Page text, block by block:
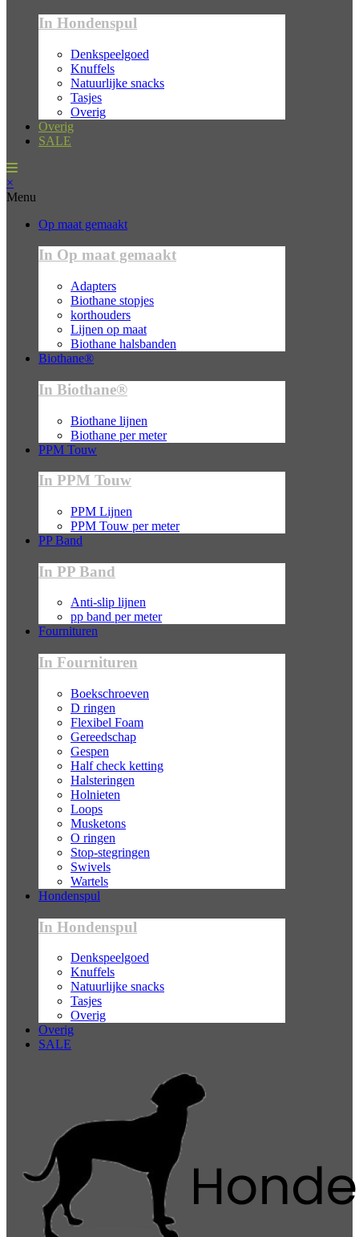
In Hondenspul
Denkspeelgoed
Knuffels
Natuurlijke snacks
Tasjes
Overig
Overig
SALE
×
Menu
Op maat gemaakt
In Op maat gemaakt
Adapters
Biothane stopjes
korthouders
Lijnen op maat
Biothane halsbanden
Biothane®
In Biothane®
Biothane lijnen
Biothane per meter
PPM Touw
In PPM Touw
PPM Lijnen
PPM Touw per meter
PP Band
In PP Band
Anti-slip lijnen
pp band per meter
Fournituren
In Fournituren
Boekschroeven
D ringen
Flexibel Foam
Gereedschap
Gespen
Half check ketting
Halsteringen
Holnieten
Loops
Musketons
O ringen
Stop-stegringen
Swivels
Wartels
Hondenspul
In Hondenspul
Denkspeelgoed
Knuffels
Natuurlijke snacks
Tasjes
Overig
Overig
SALE